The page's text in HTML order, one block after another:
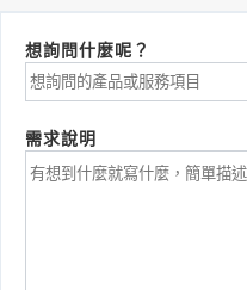
想詢問什麼呢？
需求說明